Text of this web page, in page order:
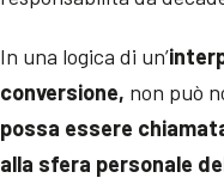
In una logica di un’
conversione, non può
possa essere
alla sfera personale